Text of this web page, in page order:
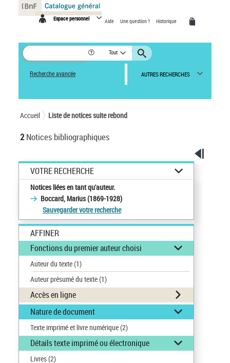
Espace personnel Aide Une question ? Historique
Tout
Recherche avancée AUTRES RECHERCHES
Accueil Liste de notices suite rebond
2Notices bibliographiques
VOTRE RECHERCHE
Notices liées en tant qu'auteur.
Boccard, Marius (1869-1928)
Sauvegarder votre recherche
AFFINER
Fonctions du premier auteur choisi
Auteur du texte(1)
Auteur présumé du texte(1)
Accès en ligne
Nature de document
Texte imprimé et livre numérique(2)
Détails texte imprimé ou électronique
Livres(2)
Panneau de gestion des cookies